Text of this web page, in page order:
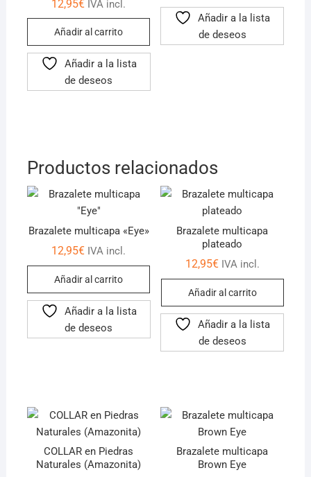
con
12,95€ IVA incl.
Añadir al carrito
Añadir a la lista
de deseos
Añadir a la lista
de deseos
Productos relacionados
Brazalete multicapa «Eye»
12,95€ IVA incl.
Añadir al carrito
Añadir a la lista
de deseos
Brazalete multicapa
plateado
12,95€ IVA incl.
Añadir al carrito
Añadir a la lista
de deseos
COLLAR en Piedras
Naturales (Amazonita)
Brazalete multicapa
Brown Eye